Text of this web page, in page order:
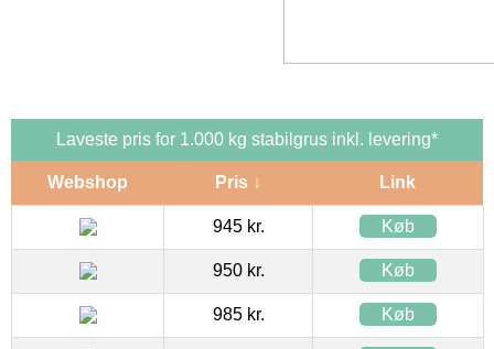
Laveste pris for 1.000 kg stabilgrus inkl. levering*
Webshop Pris ↓ Link
945 kr. Køb
950 kr. Køb
985 kr. Køb